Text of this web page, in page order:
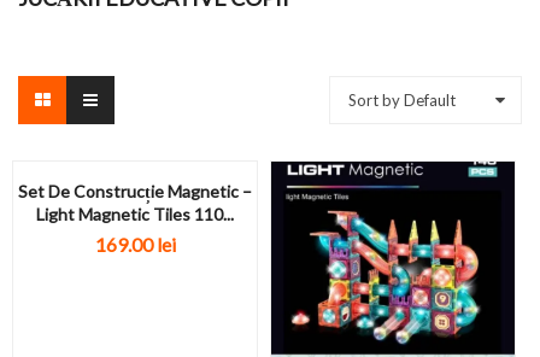
Sort by Default
Set De Construcție Magnetic –
Light Magnetic Tiles 110...
169.00lei